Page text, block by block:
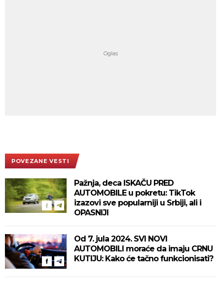
POVEZANE VESTI
Pažnja, deca ISKAČU PRED
AUTOMOBILE u pokretu: TikTok
izazovi sve popularniji u Srbiji, ali i
OPASNIJI
Od 7. jula 2024. SVI NOVI
AUTOMOBILI moraće da imaju CRNU
KUTIJU: Kako će tačno funkcionisati?